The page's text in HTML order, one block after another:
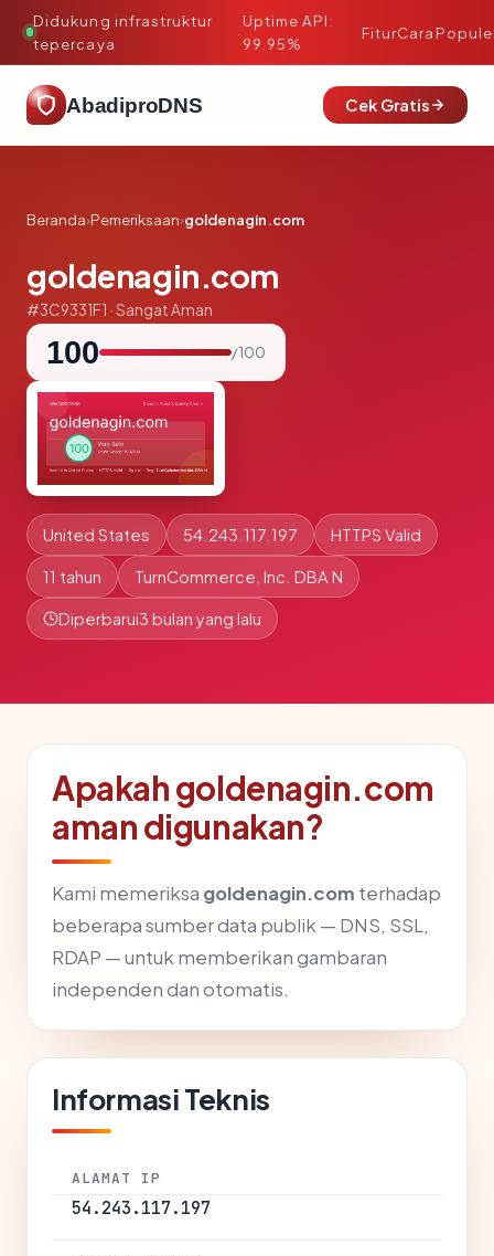
Didukung infrastruktur
tepercaya
·
Uptime API:
99.95%
FiturCara
AbadiproDNS Cek Gratis
Beranda›Pemeriksaan›goldenagin.com
goldenagin.com
#3C9331F1 · Sangat Aman
100 / 100
United States 54.243.117.197 HTTPS Valid
11 tahun TurnCommerce, Inc. DBA N
Diperbarui3 bulan yang lalu
Apakah goldenagin.com
aman digunakan?
Kami memeriksa goldenagin.com terhadap
beberapa sumber data publik — DNS, SSL,
RDAP — untuk memberikan gambaran
independen dan otomatis.
Informasi Teknis
ALAMAT IP
54.243.117.197